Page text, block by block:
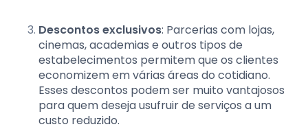
Descontos exclusivos: Parcerias com lojas,
cinemas, academias e outros tipos de
estabelecimentos permitem que os clientes
economizem em várias áreas do cotidiano.
Esses descontos podem ser muito vantajosos
para quem deseja usufruir de serviços a um
custo reduzido.